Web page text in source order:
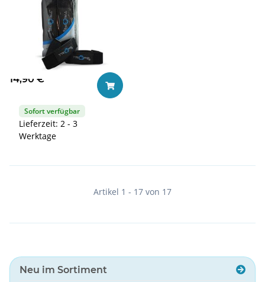
Triceps.at Zughilfe
14,90 €
Sofort verfügbar
Lieferzeit: 2 - 3
Werktage
In den Warenkorb
Artikel 1 - 17 von 17
Neu im Sortiment